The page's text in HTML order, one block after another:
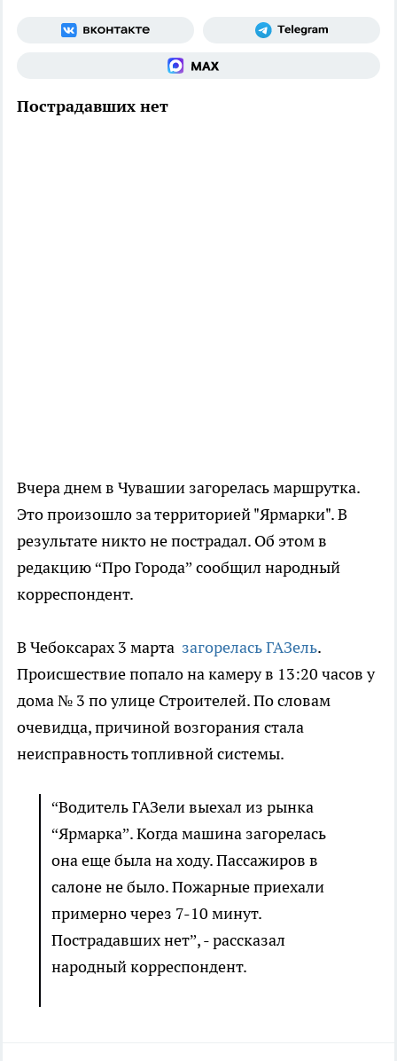
Пострадавших нет
Вчера днем в Чувашии загорелась маршрутка.
Это произошло за территорией "Ярмарки". В
результате никто не пострадал. Об этом в
редакцию “Про Города” сообщил народный
корреспондент.
В Чебоксарах 3 марта загорелась ГАЗель.
Происшествие попало на камеру в 13:20 часов у
дома № 3 по улице Строителей. По словам
очевидца, причиной возгорания стала
неисправность топливной системы.
“Водитель ГАЗели выехал из рынка
“Ярмарка”. Когда машина загорелась
она еще была на ходу. Пассажиров в
салоне не было. Пожарные приехали
примерно через 7-10 минут.
Пострадавших нет”, - рассказал
народный корреспондент.